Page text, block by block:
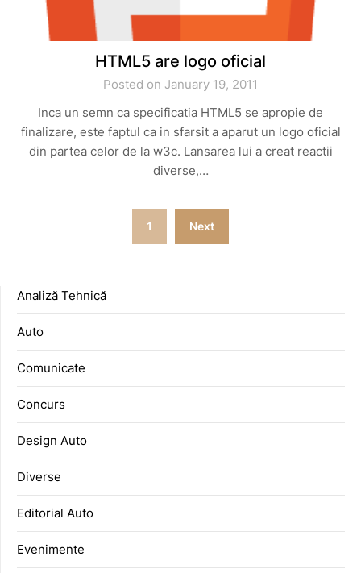
HTML5 are logo oficial
Posted on January 19, 2011
Inca un semn ca specificatia HTML5 se apropie de
finalizare, este faptul ca in sfarsit a aparut un logo oficial
din partea celor de la w3c. Lansarea lui a creat reactii
diverse,…
1 Next
Analiză Tehnică
Auto
Comunicate
Concurs
Design Auto
Diverse
Editorial Auto
Evenimente